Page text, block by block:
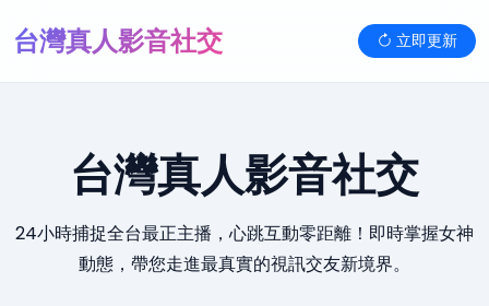
台灣真人影音社交 立即更新
台灣真人影音社交
24小時捕捉全台最正主播，心跳互動零距離！即時掌握女神
動態，帶您走進最真實的視訊交友新境界。